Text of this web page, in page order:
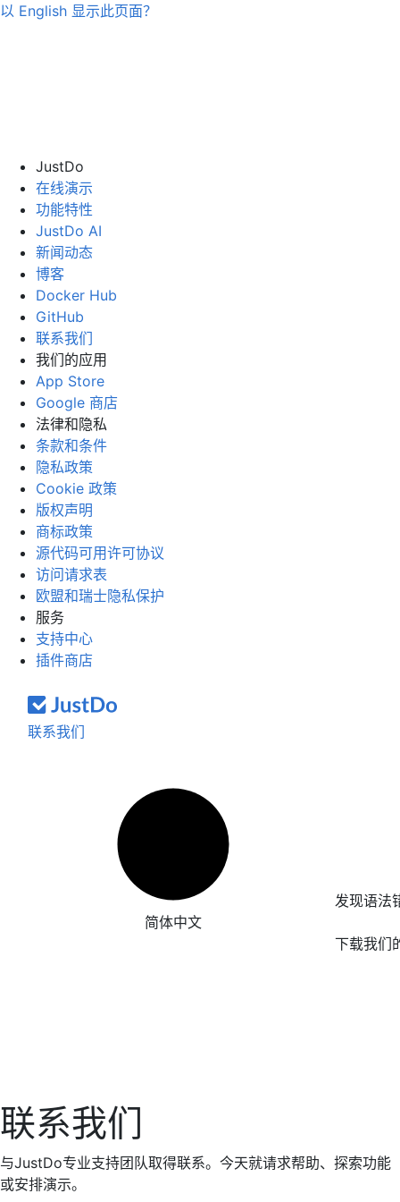
以 English 显示此页面？
JustDo
在线演示
功能特性
JustDo AI
新闻动态
博客
Docker Hub
GitHub
联系我们
我们的应用
App Store
Google 商店
法律和隐私
条款和条件
隐私政策
Cookie 政策
版权声明
商标政策
源代码可用许可协议
访问请求表
欧盟和瑞士隐私保护
服务
支持中心
插件商店
联系我们
简体中文
发现语法
下载我们
联系我们
与JustDo专业支持团队取得联系。今天就请求帮助、探索功能
或安排演示。